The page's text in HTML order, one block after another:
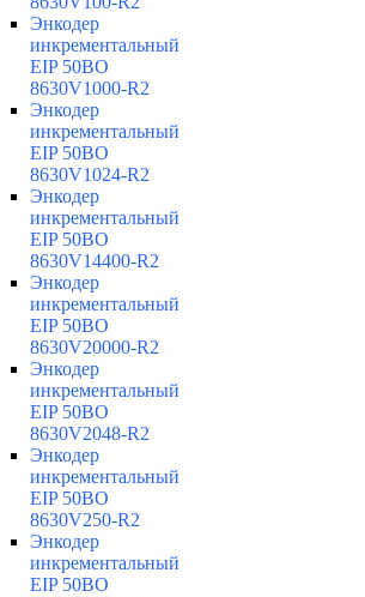
Энкодер
инкрементальный
EIP 50BO
8630V1000-R2
Энкодер
инкрементальный
EIP 50BO
8630V1024-R2
Энкодер
инкрементальный
EIP 50BO
8630V14400-R2
Энкодер
инкрементальный
EIP 50BO
8630V20000-R2
Энкодер
инкрементальный
EIP 50BO
8630V2048-R2
Энкодер
инкрементальный
EIP 50BO
8630V250-R2
Энкодер
инкрементальный
EIP 50BO